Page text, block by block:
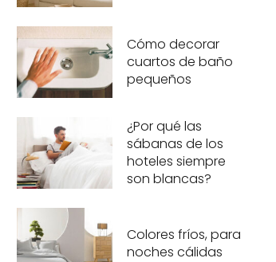
Cómo decorar
cuartos de baño
pequeños
¿Por qué las
sábanas de los
hoteles siempre
son blancas?
Colores fríos, para
noches cálidas